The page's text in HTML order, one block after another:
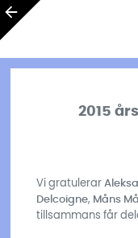
2015
Vi gratulerar
Delcoigne, Måns
tillsammans får